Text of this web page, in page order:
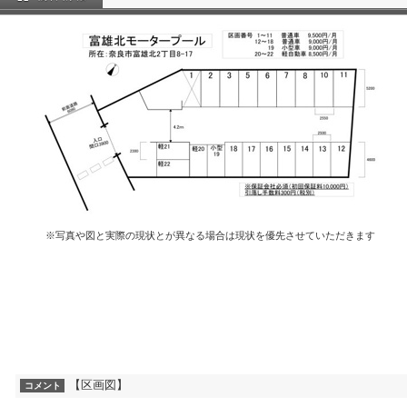
※写真や図と実際の現状とが異なる場合は現状を優先させていただきます
コメント 【区画図】